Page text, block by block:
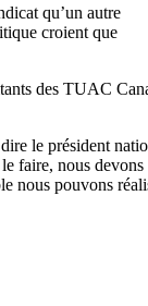
qu’un autre
croient que
des TUAC
le président
faire, nous devons
nous pouvons